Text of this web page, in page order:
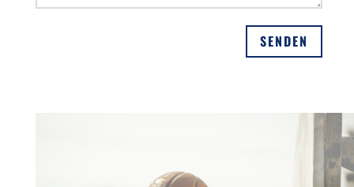
SENDEN